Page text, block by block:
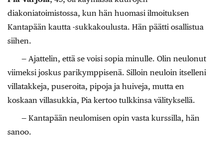
diakoniatoimistossa, kun hän huomasi ilmoituksen
Kantapään kautta -sukkakoulusta. Hän päätti osallistua
siihen.
— Ajattelin, että se voisi sopia minulle. Olin neulonut
viimeksi joskus parikymppisenä. Silloin neuloin itselleni
villatakkeja, puseroita, pipoja ja huiveja, mutta en
koskaan villasukkia, Pia kertoo tulkkinsa välityksellä.
— Kantapään neulomisen opin vasta kurssilla, hän
sanoo.